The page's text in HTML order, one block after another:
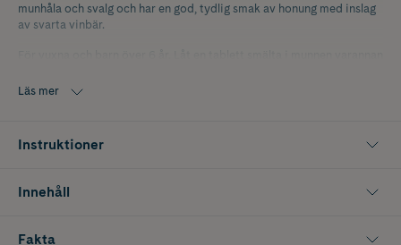
munhåla och svalg och har en god, tydlig smak av honung med inslag
av svarta vinbär.
Läs mer
Instruktioner
Innehåll
Fakta